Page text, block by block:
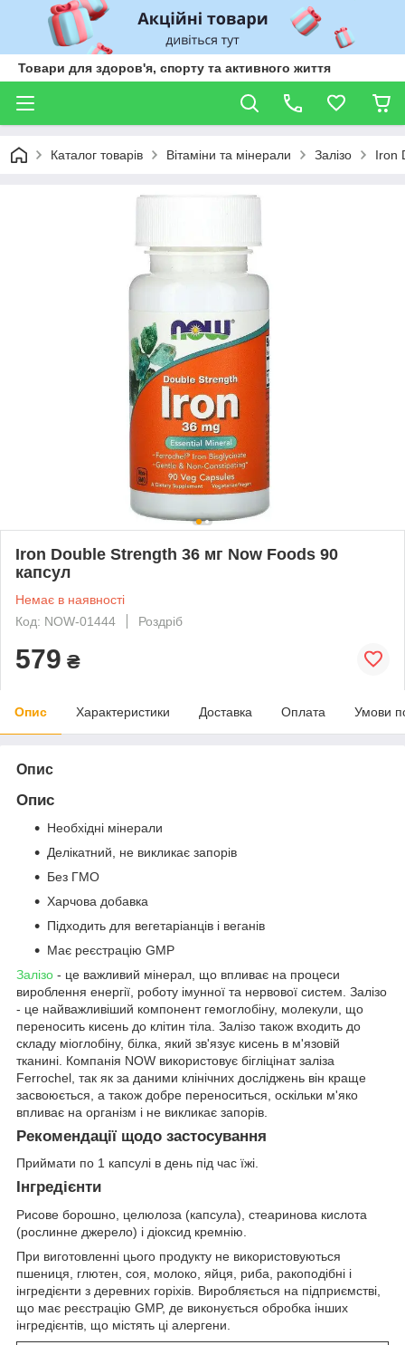
Товари для здоров'я, спорту та активного життя
Каталог товарів Вітаміни та мінерали Залізо Iron
Iron Double Strength 36 мг Now Foods 90
капсул
Немає в наявності
Код: NOW-01444
Роздріб
579 ₴
Опис Характеристики Доставка Оплата Умови
Опис
Опис
Необхідні мінерали
Делікатний, не викликає запорів
Без ГМО
Харчова добавка
Підходить для вегетаріанців і веганів
Має реєстрацію GMP
Залізо - це важливий мінерал, що впливає на процеси
вироблення енергії, роботу імунної та нервової систем. Залізо
- це найважливіший компонент гемоглобіну, молекули, що
переносить кисень до клітин тіла. Залізо також входить до
складу міоглобіну, білка, який зв'язує кисень в м'язовій
тканині. Компанія NOW використовує бігліцінат заліза
Ferrochel, так як за даними клінічних досліджень він краще
засвоюється, а також добре переноситься, оскільки м'яко
впливає на організм і не викликає запорів.
Рекомендації щодо застосування
Приймати по 1 капсулі в день під час їжі.
Інгредієнти
Рисове борошно, целюлоза (капсула), стеаринова кислота
(рослинне джерело) і діоксид кремнію.
При виготовленні цього продукту не використовуються
пшениця, глютен, соя, молоко, яйця, риба, ракоподібні і
інгредієнти з деревних горіхів. Виробляється на підприємстві,
що має реєстрацію GMP, де виконується обробка інших
інгредієнтів, що містять ці алергени.